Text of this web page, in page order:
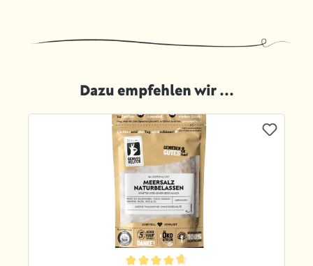
Dazu empfehlen wir ...
Produktgalerie überspringen